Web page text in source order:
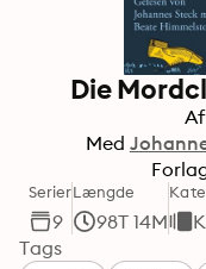
Die
Af
Med
Serier
9
Længde
98T 14M
Tags